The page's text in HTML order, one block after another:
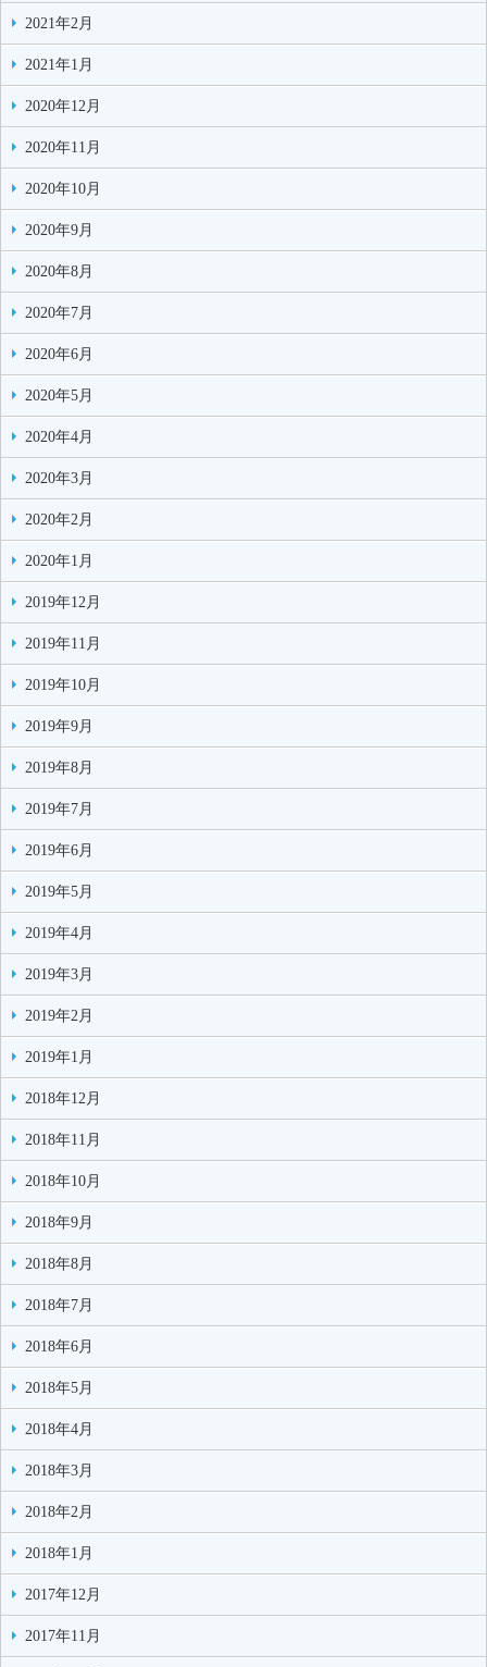
2021年2月
2021年1月
2020年12月
2020年11月
2020年10月
2020年9月
2020年8月
2020年7月
2020年6月
2020年5月
2020年4月
2020年3月
2020年2月
2020年1月
2019年12月
2019年11月
2019年10月
2019年9月
2019年8月
2019年7月
2019年6月
2019年5月
2019年4月
2019年3月
2019年2月
2019年1月
2018年12月
2018年11月
2018年10月
2018年9月
2018年8月
2018年7月
2018年6月
2018年5月
2018年4月
2018年3月
2018年2月
2018年1月
2017年12月
2017年11月